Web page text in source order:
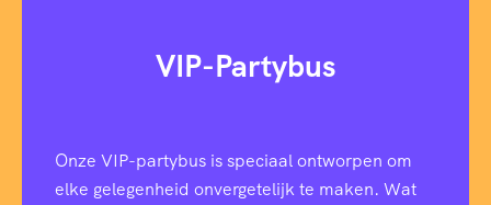
VIP-Partybus
Onze VIP-partybus is speciaal ontworpen om
elke gelegenheid onvergetelijk te maken. Wat